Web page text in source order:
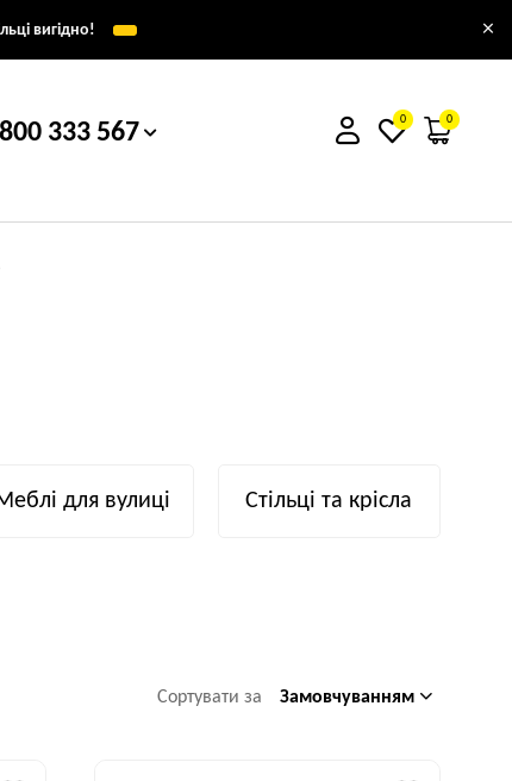
вигідно! ×
333 567 0 0
для вулиці Стільці та крісла
Сортувати за Замовчуванням